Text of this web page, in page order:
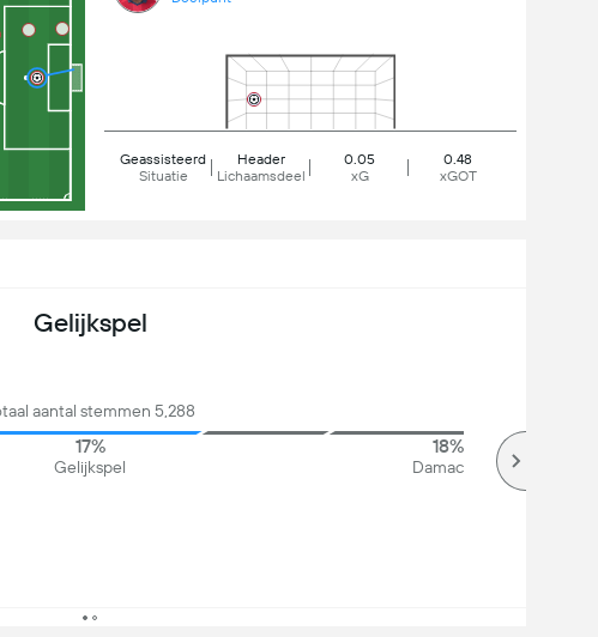
Geassisteerd
Situatie
Header
Lichaamsdeel
0.05
xG
0.48
xGOT
Gelijkspel
aantal stemmen 5,288
17%
Gelijkspel
18%
Damac